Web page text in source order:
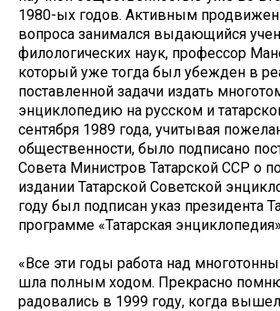
1980-ых годов. Активным
вопроса занимался выдающийся
филологических наук, профессор
который уже тогда был убежден в
поставленной задачи издать
энциклопедию на русском и
сентября 1989 года, учитывая
общественности, было подписано
Совета Министров Татарской ССР о
издании Татарской Советской
году был подписан указ президента
программе «Татарская
«Все эти годы работа над
шла полным ходом. Прекрасно
радовались в 1999 году, когда